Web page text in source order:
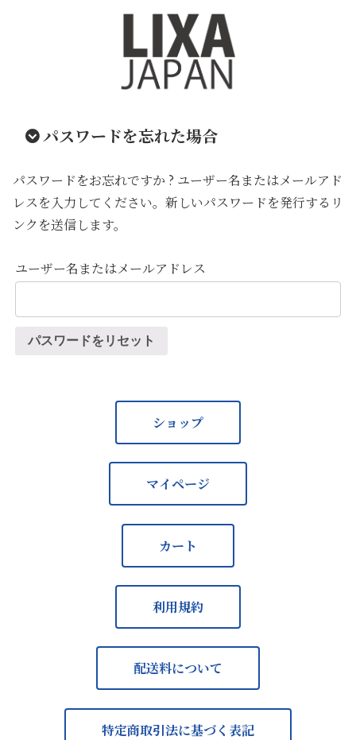
パスワードを忘れた場合
パスワードをお忘れですか ? ユーザー名またはメールアド
レスを入力してください。新しいパスワードを発行するリ
ンクを送信します。
ユーザー名またはメールアドレス
パスワードをリセット
ショップ
マイページ
カート
利用規約
配送料について
特定商取引法に基づく表記